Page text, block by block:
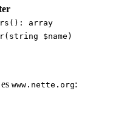
array
$name)
www.nette.org: